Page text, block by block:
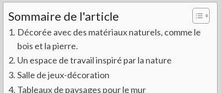
Sommaire de l'article
Décorée avec des matériaux naturels, comme le
bois et la pierre.
Un espace de travail inspiré par la nature
Salle de jeux-décoration
Tableaux de paysages pour le mur